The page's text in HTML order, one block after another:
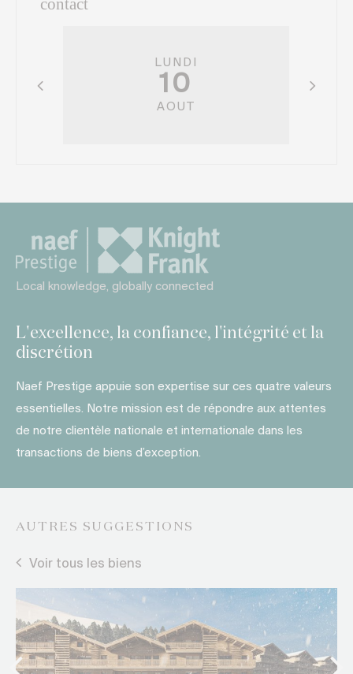
contact
LUNDI
10
AOUT
Local knowledge, globally connected
L'excellence, la confiance, l'intégrité et la
discrétion
Naef Prestige appuie son expertise sur ces quatre valeurs
essentielles. Notre mission est de répondre aux attentes
de notre clientèle nationale et internationale dans les
transactions de biens d’exception.
AUTRES SUGGESTIONS
Voir tous les biens